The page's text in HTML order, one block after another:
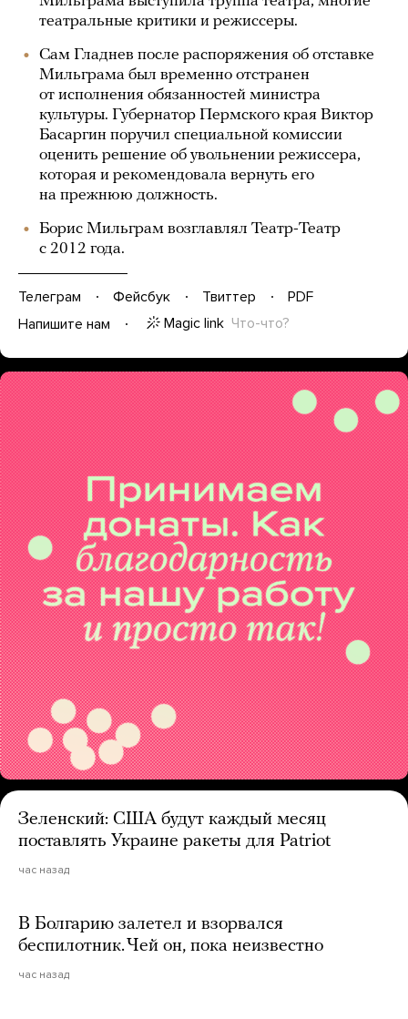
театральные критики и режиссеры.
Сам Гладнев после распоряжения об отставке
Мильграма был временно отстранен
от исполнения обязанностей министра
культуры. Губернатор Пермского края Виктор
Басаргин поручил специальной комиссии
оценить решение об увольнении режиссера,
которая и рекомендовала вернуть его
на прежнюю должность.
Борис Мильграм возглавлял Театр-Театр
с 2012 года.
Телеграм Фейсбук Твиттер
PDF
Напишите нам
Magic link Что-что?
Зеленский: США будут каждый месяц
поставлять Украине ракеты для Patriot
час назад
В Болгарию залетел и взорвался
беспилотник. Чей он, пока неизвестно
час назад